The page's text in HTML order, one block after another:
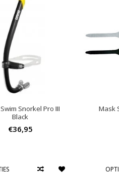
Snorkel Pro III
Black
€36,95
Mask